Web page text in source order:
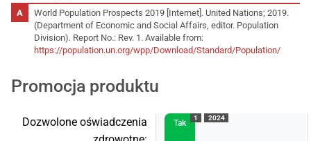
World Population Prospects 2019 [Internet]. United Nations; 2019.
(Department of Economic and Social Affairs, editor. Population
Division). Report No.: Rev. 1. Available from:
https://population.un.org/wpp/Download/Standard/Population/
Promocja produktu
Dozwolone oświadczenia
Tak
1 2024